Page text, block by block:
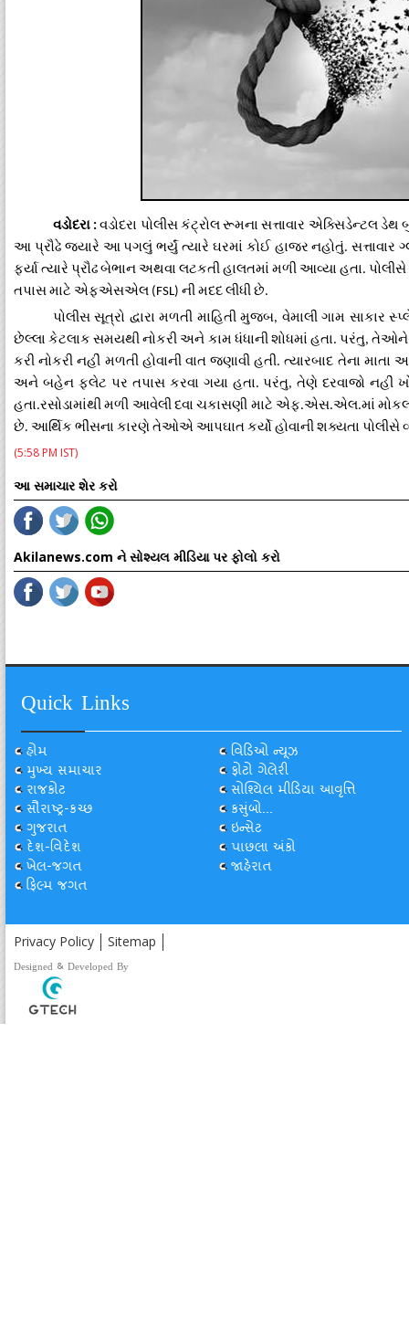
વડોદરા: વડોદરા પોલીસ કંટ્રોલ રૂમના સત્તાવાર એક્સિડેન્ટલ ડેથ
આ પ્રૌઢે જ્યારે આ પગલું ભર્યું ત્યારે ઘરમાં કોઈ હાજર નહોતું.સત્તાવાર
ફર્યા ત્યારે પ્રૌઢબેભાનઅથવા લટકતીહાલતમાં મળી આવ્યા હતા.પોલીસે
તપાસમાટે એફએસએલ (FSL) નીમદદલીધીછે.
પોલીસ સૂત્રો દ્વારા મળતી માહિતી મુજબ, વેમાલી ગામ સાકાર
છેલ્લા કેટલાક સમયથી નોકરી અને કામ ધંધાની શોધમાં હતા.પરંતુ,તેઓને
કરી નોકરી નહીં મળતી હોવાની વાત જણાવી હતી.ત્યારબાદ તેના માતા
અને બહેન ફ્લેટ પર તપાસ કરવા ગયા હતા.પરંતુ,તેણે દરવાજો નહીં
હતા.રસોડામાંથી મળી આવેલી દવા ચકાસણી માટે એફ.એસ.એલ.માં
છે. આર્થિક ભીંસના કારણેતેઓએ આપઘાતકર્યો હોવાનીશક્યતા પોલીસે
(5:58 PM IST)
આ સમાચાર શેર કરો
Akilanews.com ને સોશ્યલ મીડિયા પર ફોલો કરો
Quick Links
હોમ
મુખ્ય સમાચાર
રાજકોટ
સૌરાષ્ટ્ર-કચ્છ
ગુજરાત
દેશ-વિદેશ
ખેલ-જગત
ફિલ્મ જગત
વિડિઓ ન્યૂઝ
ફોટો ગેલેરી
સોશ્યિલ મીડિયા આવૃત્તિ
કસુંબો...
ઇન્સેટ
પાછલા અંકો
જાહેરાત
Privacy Policy Sitemap
Designed & Developed By